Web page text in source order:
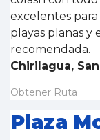
excelentes
playas planas y
recomendada.
Chirilagua,
Obtener Ruta
Plaza